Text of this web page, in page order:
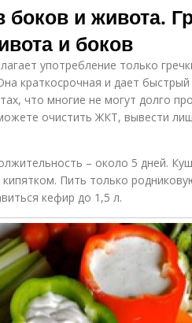
боков и живота.
и боков
употребление только
краткосрочная и дает
что многие не могут долго
очистить ЖКТ, вывести
– около 5 дней.
Пить только
кефир до 1,5 л.